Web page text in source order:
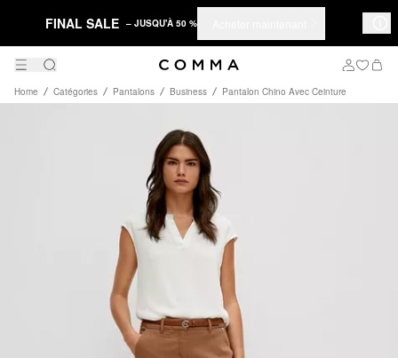
FINAL SALE – JUSQU'À 50 %
Home Catégories Pantalons Business Pantalon Chino Avec Ceinture